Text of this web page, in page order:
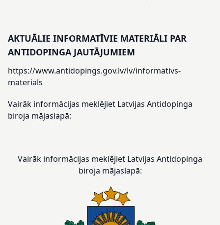
AKTUĀLIE INFORMATĪVIE MATERIĀLI PAR
ANTIDOPINGA JAUTĀJUMIEM
https://www.antidopings.gov.lv/lv/informativs-
materials
Vairāk informācijas meklējiet Latvijas Antidopinga
biroja mājaslapā:
Vairāk informācijas meklējiet Latvijas Antidopinga
biroja mājaslapā: